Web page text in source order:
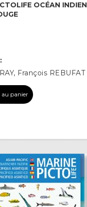
OCÉAN INDIEN
François REBUFAT
panier